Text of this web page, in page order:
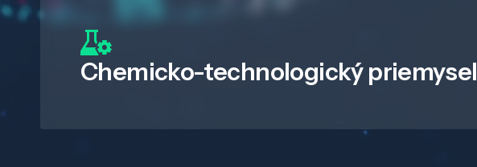
Chemicko-technologický priemysel